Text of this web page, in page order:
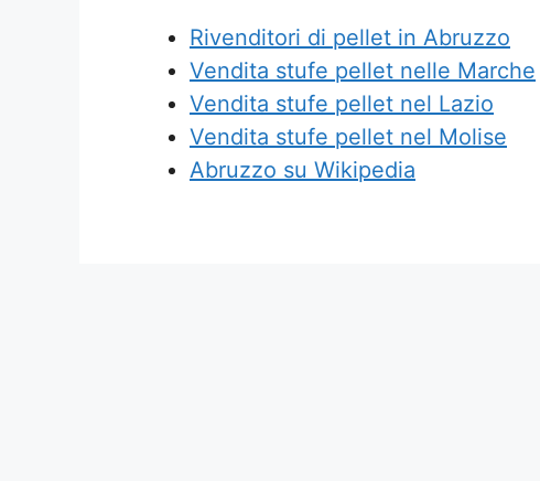
Rivenditori di pellet in Abruzzo
Vendita stufe pellet nelle Marche
Vendita stufe pellet nel Lazio
Vendita stufe pellet nel Molise
Abruzzo su Wikipedia